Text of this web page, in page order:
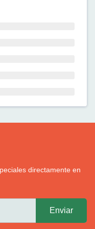
directamente en